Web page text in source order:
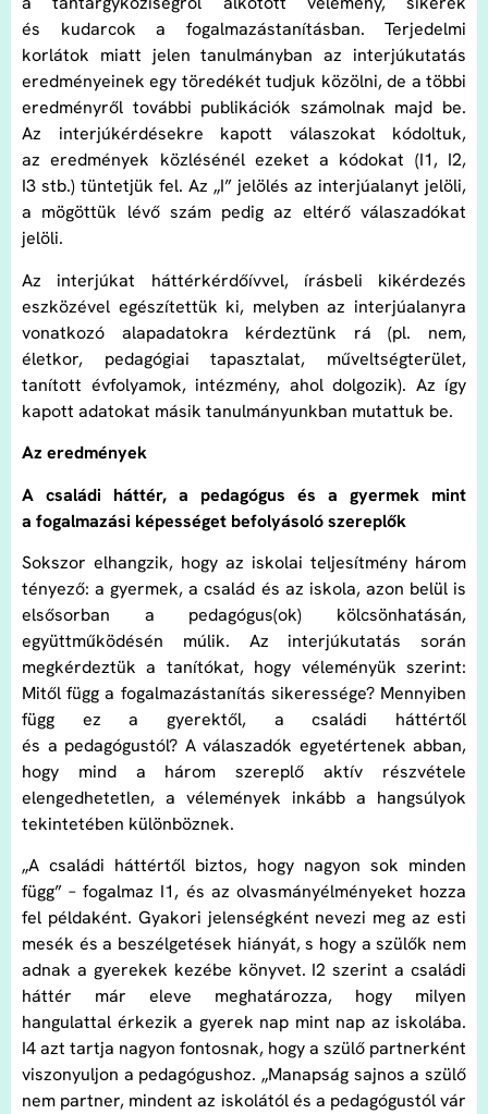
és kudarcok a fogalmazástanításban. Terjedelmi
korlátok miatt jelen tanulmányban az interjúkutatás
eredményeinek egy töredékét tudjuk közölni, de a többi
eredményről további publikációk számolnak majd be.
Az interjúkérdésekre kapott válaszokat kódoltuk,
az eredmények közlésénél ezeket a kódokat (I1, I2,
I3 stb.) tüntetjük fel. Az „I” jelölés az interjúalanyt jelöli,
a mögöttük lévő szám pedig az eltérő válaszadókat
jelöli.
Az interjúkat háttérkérdőívvel, írásbeli kikérdezés
eszközével egészítettük ki, melyben az interjúalanyra
vonatkozó alapadatokra kérdeztünk rá (pl. nem,
életkor, pedagógiai tapasztalat, műveltségterület,
tanított évfolyamok, intézmény, ahol dolgozik). Az így
kapott adatokat másik tanulmányunkban mutattuk be.
Az eredmények
A családi háttér, a pedagógus és a gyermek mint
a fogalmazási képességet befolyásoló szereplők
Sokszor elhangzik, hogy az iskolai teljesítmény három
tényező: a gyermek, a család és az iskola, azon belül is
elsősorban a pedagógus(ok) kölcsönhatásán,
együttműködésén múlik. Az interjúkutatás során
megkérdeztük a tanítókat, hogy véleményük szerint:
Mitől függ a fogalmazástanítás sikeressége? Mennyiben
függ ez a gyerektől, a családi háttértől
és a pedagógustól? A válaszadók egyetértenek abban,
hogy mind a három szereplő aktív részvétele
elengedhetetlen, a vélemények inkább a hangsúlyok
tekintetében különböznek.
„A családi háttértől biztos, hogy nagyon sok minden
függ” – fogalmaz I1, és az olvasmányélményeket hozza
fel példaként. Gyakori jelenségként nevezi meg az esti
mesék és a beszélgetések hiányát, s hogy a szülők nem
adnak a gyerekek kezébe könyvet. I2 szerint a családi
háttér már eleve meghatározza, hogy milyen
hangulattal érkezik a gyerek nap mint nap az iskolába.
I4 azt tartja nagyon fontosnak, hogy a szülő partnerként
viszonyuljon a pedagógushoz. „Manapság sajnos a szülő
nem partner, mindent az iskolától és a pedagógustól vár